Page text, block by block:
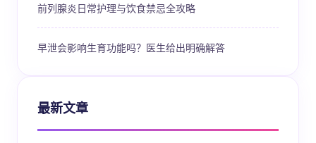
前列腺炎日常护理与饮食禁忌全攻略
早泄会影响生育功能吗？医生给出明确解答
最新文章